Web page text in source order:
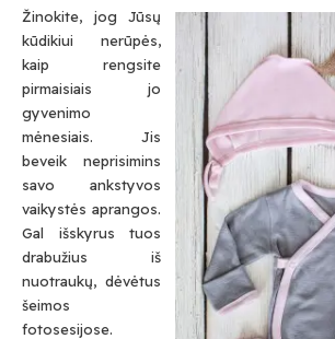
Žinokite, jog Jūsų
kūdikiui nerūpės,
kaip rengsite
pirmaisiais jo
gyvenimo
mėnesiais. Jis
beveik neprisimins
savo ankstyvos
vaikystės aprangos.
Gal išskyrus tuos
drabužius iš
nuotraukų, dėvėtus
šeimos
fotosesijose.